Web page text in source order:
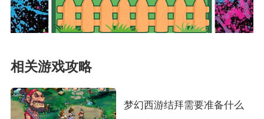
相关游戏攻略
梦幻西游结拜需要准备什么